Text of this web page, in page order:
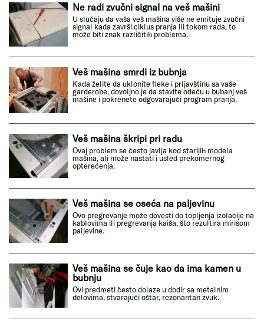
Ne radi zvučni signal na veš mašini
U slučaju da vaša veš mašina više ne emituje zvučni
signal kada završi ciklus pranja ili tokom rada, to
može biti znak različitih problema.
Veš mašina smrdi iz bubnja
Kada želite da uklonite fleke i prljavštinu sa vaše
garderobe, dovoljno je da stavite odeću u bubanj veš
mašine i pokrenete odgovarajući program pranja.
Veš mašina škripi pri radu
Ovaj problem se često javlja kod starijih modela
mašina, ali može nastati i usled prekomernog
opterećenja.
Veš mašina se oseća na paljevinu
Ovo pregrevanje može dovesti do topljenja izolacije na
kablovima ili pregrevanja kaiša, što rezultira mirisom
paljevine.
Veš mašina se čuje kao da ima kamen u
bubnju
Ovi predmeti često dolaze u dodir sa metalnim
delovima, stvarajući oštar, rezonantan zvuk.